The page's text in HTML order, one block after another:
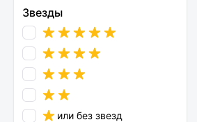
Звезды
или без звезд